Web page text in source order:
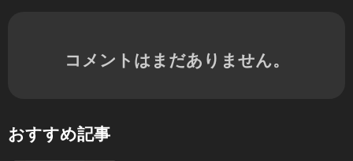
コメントはまだありません。
おすすめ記事